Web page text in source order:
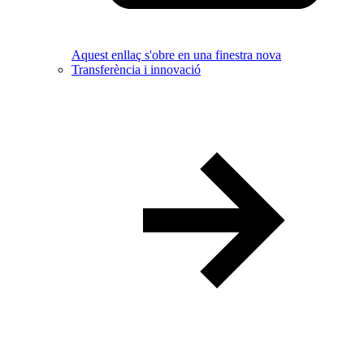
Aquest enllaç s'obre en una finestra nova
Transferència i innovació